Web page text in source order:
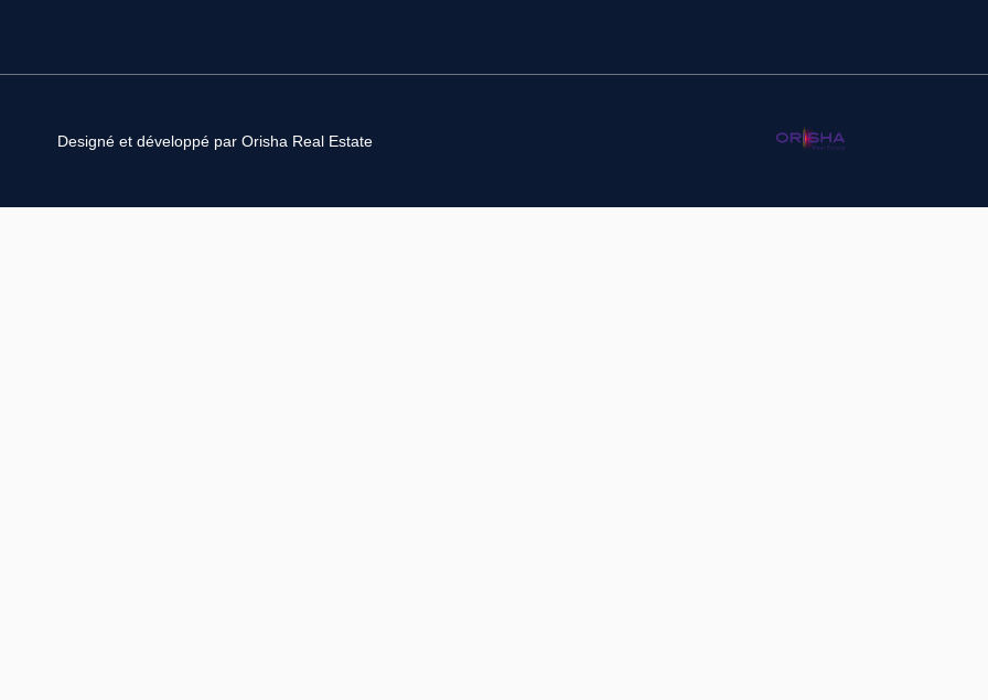
Designé et développé par Orisha Real Estate